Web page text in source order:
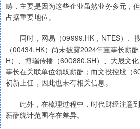
畴，主要是因为这些企业虽然业务多元，
占据重要地位。
同时，网易（09999.HK，NTES）、
（00434.HK）尚未披露2024年董事长薪
H）、博瑞传播（600880.SH）、大晟文
事长在关联单位领取薪酬；而文投控股（
初新上任，因此也未有相关信息。
此外，在梳理过程中，时代财经注意
薪酬统计范围存在差异。